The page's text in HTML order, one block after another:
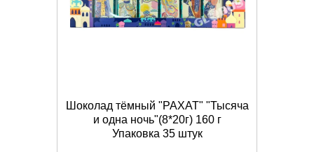
Шоколад тёмный "РАХАТ" "Тысяча
и одна ночь"(8*20г) 160 г
Упаковка 35 штук